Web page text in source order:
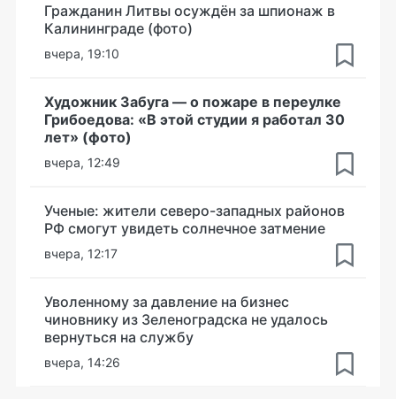
Гражданин Литвы осуждён за шпионаж в
Калининграде (фото)
вчера, 19:10
Художник Забуга — о пожаре в переулке
Грибоедова: «В этой студии я работал 30
лет» (фото)
вчера, 12:49
Ученые: жители северо-западных районов
РФ смогут увидеть солнечное затмение
вчера, 12:17
Уволенному за давление на бизнес
чиновнику из Зеленоградска не удалось
вернуться на службу
вчера, 14:26